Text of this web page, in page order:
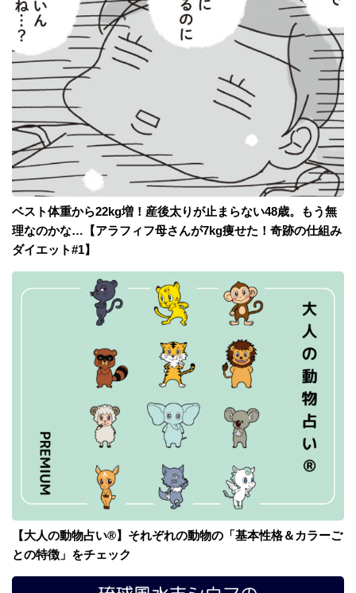
ベスト体重から22kg増！産後太りが止まらない48歳。もう無
理なのかな…【アラフィフ母さんが7kg痩せた！奇跡の仕組み
ダイエット#1】
【大人の動物占い®】それぞれの動物の「基本性格＆カラーご
との特徴」をチェック